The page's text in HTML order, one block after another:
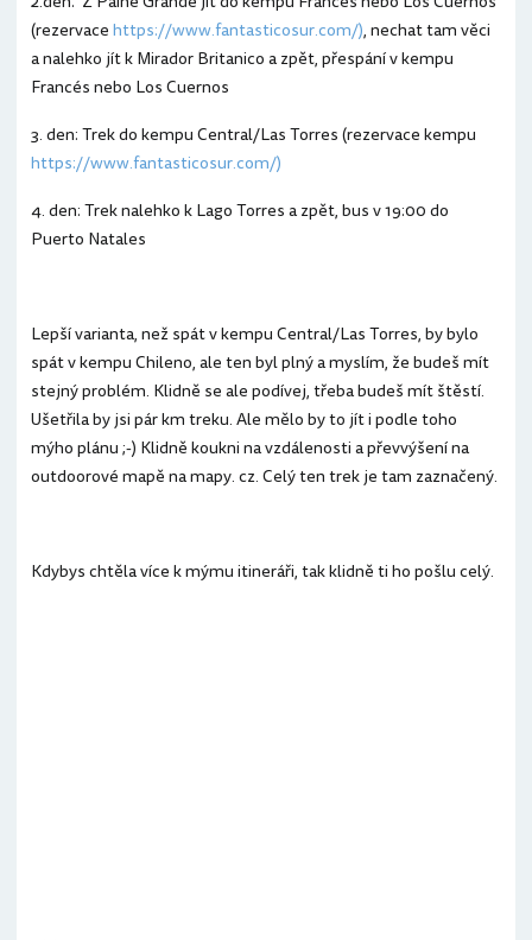
(rezervacehttps://www.fantasticosur.com/), nechat tam věci
a nalehko jít k Mirador Britanico a zpět, přespání v kempu
Francés nebo Los Cuernos
3. den: Trek do kempu Central/Las Torres (rezervace kempu
https://www.fantasticosur.com/)
4. den: Trek nalehko k Lago Torres a zpět, bus v 19:00 do
Puerto Natales
Lepší varianta, než spát v kempu Central/Las Torres, by bylo
spát v kempu Chileno, ale ten byl plný a myslím, že budeš mít
stejný problém. Klidně se ale podívej, třeba budeš mít štěstí.
Ušetřila by jsi pár km treku. Ale mělo by to jít i podle toho
mýho plánu ;-) Klidně koukni na vzdálenosti a převvýšení na
outdoorové mapě na mapy. cz. Celý ten trek je tam zaznačený.
Kdybys chtěla více k mýmu itineráři, tak klidně ti ho pošlu celý.